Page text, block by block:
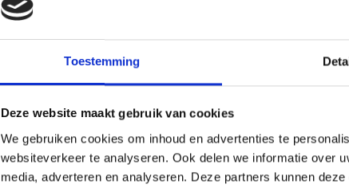
Toestemming
Deze website maakt gebruik van cookies
We gebruiken cookies om inhoud en advertenties te
websiteverkeer te analyseren. Ook delen we informatie over
media, adverteren en analyseren. Deze partners kunnen